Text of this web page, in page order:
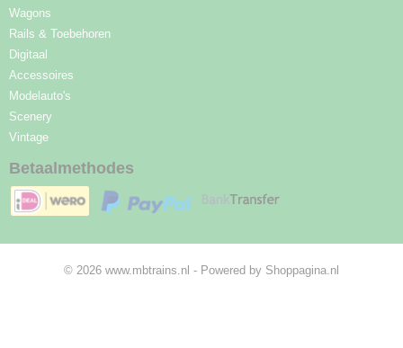
Wagons
Rails & Toebehoren
Digitaal
Accessoires
Modelauto's
Scenery
Vintage
Betaalmethodes
© 2026 www.mbtrains.nl - Powered by Shoppagina.nl